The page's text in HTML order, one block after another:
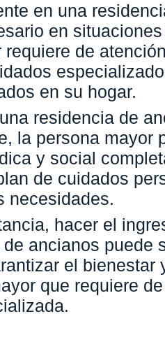
en una
en
requiere de
en su hogar.
residencia de
la persona mayor
y social
de cuidados
necesidades.
hacer el
ancianos puede
el bienestar
que requiere